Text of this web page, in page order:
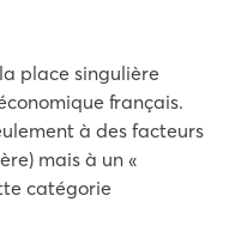
place singulière
français.
à des facteurs
mais à un «
catégorie